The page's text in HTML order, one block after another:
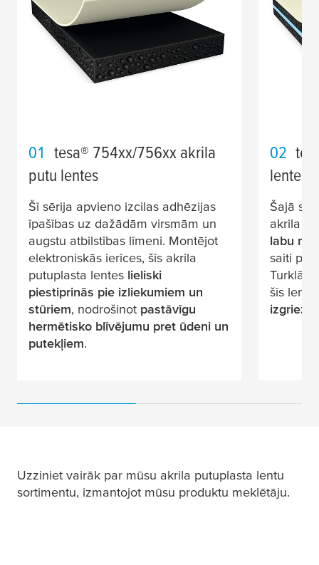
01 tesa® 754xx/756xx akrila
putu lentes
Šī sērija apvieno izcilas adhēzijas
īpašības uz dažādām virsmām un
augstu atbilstības līmeni. Montējot
elektroniskās ierīces, šīs akrila
putuplasta lentes lieliski
piestiprinās pie izliekumiem un
stūriem, nodrošinot pastāvīgu
hermētisko blīvējumu pret ūdeni un
putekļiem.
02
lentes
Šajā
akrila
labu
saiti pat
Turklāt
šīs
izgriezt
Uzziniet vairāk par mūsu akrila putuplasta lentu
sortimentu, izmantojot mūsu produktu meklētāju.